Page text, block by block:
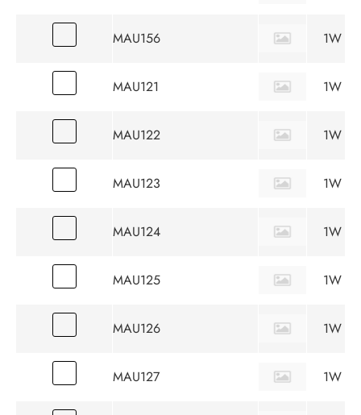
MAU156 1W
MAU121 1W
MAU122 1W
MAU123 1W
MAU124 1W
MAU125 1W
MAU126 1W
MAU127 1W